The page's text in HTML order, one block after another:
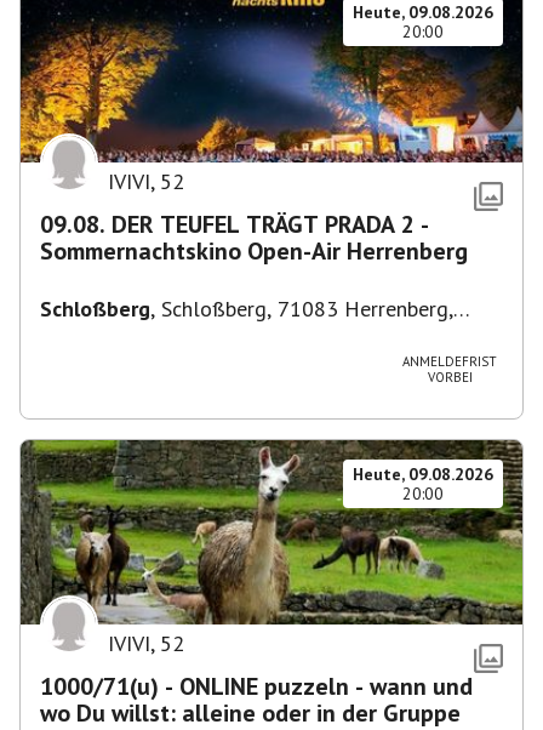
Heute, 09.08.2026
20:00
IVIVI, 52
09.08. DER TEUFEL TRÄGT PRADA 2 -
Sommernachtskino Open-Air Herrenberg
Schloßberg, Schloßberg, 71083 Herrenberg,
ANMELDEFRIST
VORBEI
Heute, 09.08.2026
20:00
IVIVI, 52
1000/71(u) - ONLINE puzzeln - wann und
wo Du willst: alleine oder in der Gruppe